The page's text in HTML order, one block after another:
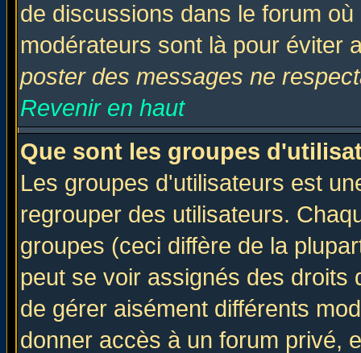
de discussions dans le forum
modérateurs sont là pour éviter
poster des messages ne
Revenir en haut
Que sont les groupes
Les groupes d'utilisateurs est
regrouper des utilisateurs.
groupes (ceci diffère de la
peut se voir assignés des
de gérer aisément différents
donner accès à un forum privé,